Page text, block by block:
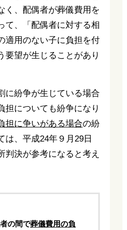
く、配偶者が葬儀費用を
て、「配偶者に対する相
適用のない子に負担を付
要望が生じることがあり
に紛争が生じている場合
担についても紛争になり
担に争いがある場合の紛
は、平成24年９月29日
判決が参考になると考え
の間で葬儀費用の負